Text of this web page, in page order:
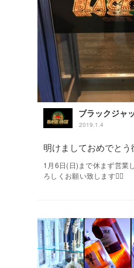
ブラックジャ
2019.1.4
明けましておめでと
1月6日(日)まで休まず営業
ろしくお願い致します🙇‍♂️